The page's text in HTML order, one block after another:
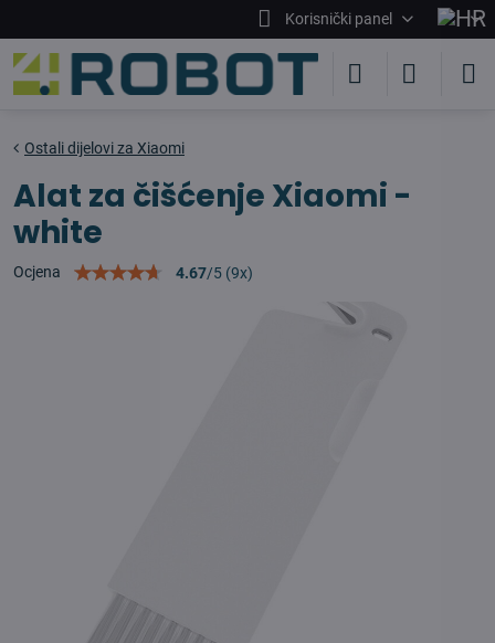
Korisnički panel
Ostali dijelovi za Xiaomi
Alat za čišćenje Xiaomi -
white
Ocjena 4.67/5 (9x)